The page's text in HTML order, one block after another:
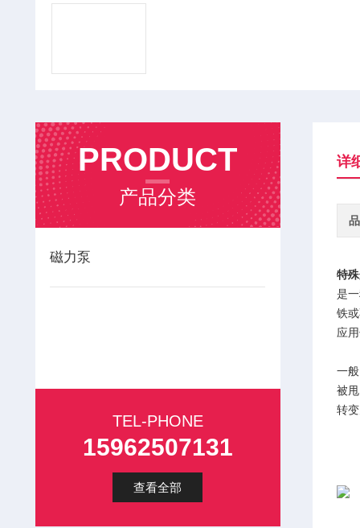
PRODUCT
产品分类
磁力泵
TEL-PHONE
15962507131
查看全部
详
特
是
铁
应
一
被
转